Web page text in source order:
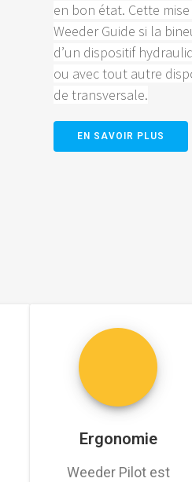
en bon état. Cette
Weeder Guide si la
d’un dispositif
ou avec tout autre
de transversale.
EN SAVOIR PLUS
Ergonomie
Weeder Pilot est